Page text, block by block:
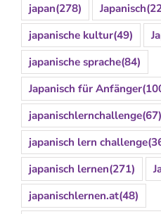
japan(278) Japanisch
japanische kultur(49)
japanische sprache(84)
Japanisch für Anfänger
japanischlernchallenge(67)
japanisch lern challenge
japanisch lernen(271)
japanischlernen.at(48)